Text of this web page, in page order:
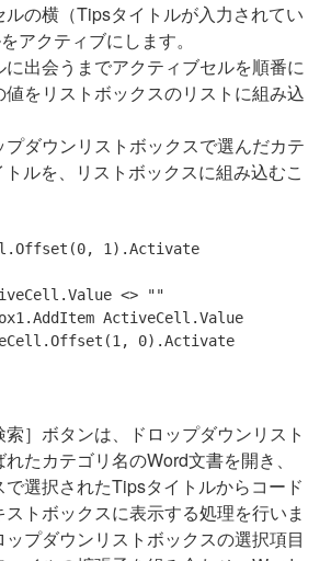
ルの横（Tipsタイトルが入力されてい
アクティブにします。
出会うまでアクティブセルを順番に
をリストボックスのリストに組み込
プダウンリストボックスで選んだカテ
ルを、リストボックスに組み込むこ
1).Activate
<>
""
］ボタンは、ドロップダウンリスト
たカテゴリ名のWord文書を開き、
で選択されたTipsタイトルからコード
トボックスに表示する処理を行いま
プダウンリストボックスの選択項目